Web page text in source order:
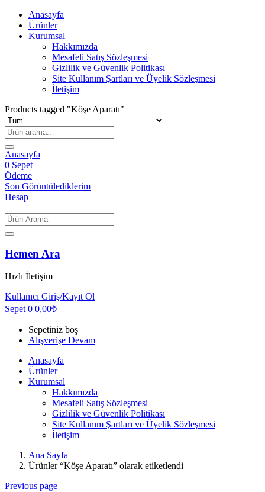
Anasayfa
Ürünler
Kurumsal
Hakkımızda
Mesafeli Satış Sözleşmesi
Gizlilik ve Güvenlik Politikası
Site Kullanım Şartları ve Üyelik Sözleşmesi
İletişim
Products tagged "Köşe Aparatı"
Anasayfa
0 Sepet
Ödeme
Son Görüntülediklerim
Hesap
Hemen Ara
Hızlı İletişim
Kullanıcı Giriş/Kayıt Ol
Sepet 0 0,00₺
Sepetiniz boş
Alışverişe Devam
Anasayfa
Ürünler
Kurumsal
Hakkımızda
Mesafeli Satış Sözleşmesi
Gizlilik ve Güvenlik Politikası
Site Kullanım Şartları ve Üyelik Sözleşmesi
İletişim
Ana Sayfa
Ürünler “Köşe Aparatı” olarak etiketlendi
Previous page